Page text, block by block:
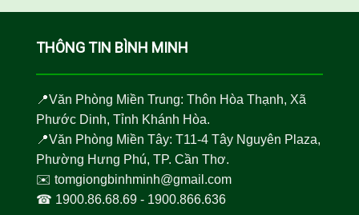
THÔNG TIN BÌNH MINH
📍Văn Phòng Miền Trung: Thôn Hòa Thạnh, Xã
Phước Dinh, Tỉnh Khánh Hòa.
📍Văn Phòng Miền Tây: T11-4 Tây Nguyên Plaza,
Phường Hưng Phú, TP. Cần Thơ.
✉️ tomgiongbinhminh@gmail.com
☎︎ 1900.86.68.69- 1900.866.636